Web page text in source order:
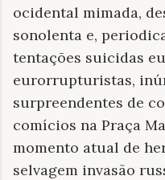
ocidental mimada,
sonolenta e,
tentações suicidas
eurorrupturistas,
surpreendentes de
comícios na Praça
momento atual de
selvagem invasão